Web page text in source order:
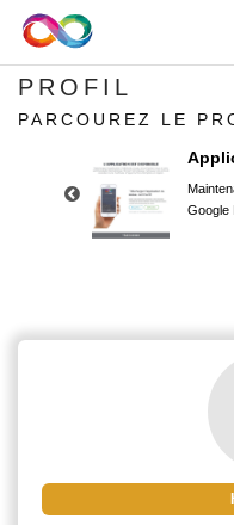
PROFIL
PARCOUREZ LE
Google
Google